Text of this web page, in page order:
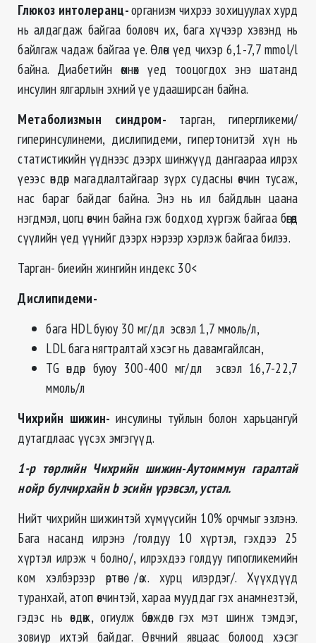
Глюкоз интолеранц-организм чихрээ зохицуулах хурд
нь алдагдаж байгаа боловч их, бага хүчээр хэвэнд нь
байлгаж чадаж байгаа үе. Өлөн үед чихэр 6,1-7,7 mmol/l
байна. Диабетийн өмнөх үед тооцогдох энэ шатанд
инсулин ялгарлын эхний үе удааширсан байна.
Метаболизмын синдром- тарган, гипергликеми/
гиперинсулинеми, дислипидеми, гипертонитэй хүн нь
статистикийн үүднээс дээрх шинжүүд дангаараа илрэх
үеээс өндөр магадлалтайгаар зүрх судасны өвчин тусаж,
нас бараг байдаг байна. Энэ нь ил байдлын цаана
нэгдмэл, цогц өвчин байна гэж бодход хүргэж байгаа бөгөөд
сүүлийн үед үүнийг дээрх нэрээр хэрлэж байгаа билээ.
Тарган- биеийн жингийн индекс 30<
Дислипидеми-
бага HDL буюу 30 мг/дл эсвэл 1,7 ммоль/л,
LDL бага нягтралтай хэсэг нь давамгайлсан,
TG өндөр буюу 300-400 мг/дл эсвэл 16,7-22,7
ммоль/л
Чихрийн шижин- инсулины туйлын болон харьцангуй
дутагдлаас үүсэх эмгэгүүд.
1-р төрлийн Чихрийн шижин-Аутоиммун гаралтай
нойр булчирхайн b эсийн үрэвсэл, устал.
Нийт чихрийн шижинтэй хүмүүсийн 10% орчмыг эзлэнэ.
Бага насанд илрэнэ /голдуу 10 хүртэл, гэхдээ 25
хүртэл илрэж ч болно/, илрэхдээ голдуу гипогликемийн
ком хэлбэрээр өртөнө /ө.х. хурц илэрдэг/. Хүүхдүүд
туранхай, атоп өвчинтэй, хараа мууддаг гэх анамнезтэй,
гэдэс нь өвдөж, огиулж бөөлждөг гэх мэт шинж тэмдэг,
зовиур ихтэй байдаг. Өвчний явцаас болоод хэсэг